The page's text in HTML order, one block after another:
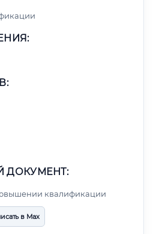
ДОКУМЕНТ:
квалификации
в Max